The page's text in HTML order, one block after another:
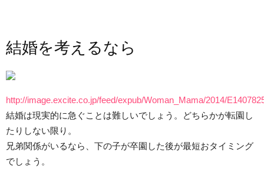
結婚を考えるなら
http://image.excite.co.jp/feed/expub/Woman_Mama/2014/
結婚は現実的に急ぐことは難しいでしょう。どちらかが転園し
たりしない限り。
兄弟関係がいるなら、下の子が卒園した後が最短おタイミング
でしょう。